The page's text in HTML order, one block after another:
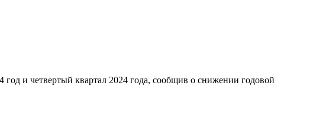
и четвертый квартал 2024 года, сообщив о снижении годовой